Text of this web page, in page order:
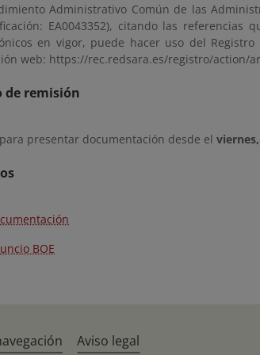
Administrativo Común de las
EA0043352), citando las
en vigor, puede hacer uso del
web: https://rec.redsara.es/registro/action/
de remisión
presentar documentación desde el
BOE
Aviso legal